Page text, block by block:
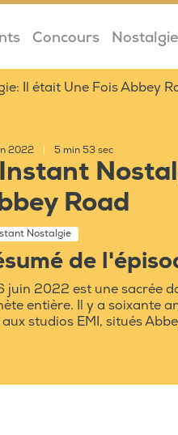
Concours
Il était Une Fois Abbey
2022 5 min 53 sec
Road
Nostalgie
de
juin 2022 est une sacrée
entière. Il y a soixante
studios EMI, situés